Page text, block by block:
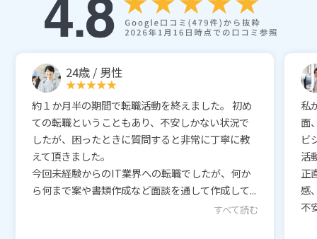
24歳 / 男性
約１か月半の期間で転職活動を終えました。 初め
ての転職ということもあり、不安しかない状況で
したが、困ったときに質問すると非常に丁寧に教
えて頂きました。
今回未経験からのIT業界への転職でしたが、何か
ら何まで案や書類作成など面談を通して作成して...
すべて読む
私
面
ビ
活
正
感
不